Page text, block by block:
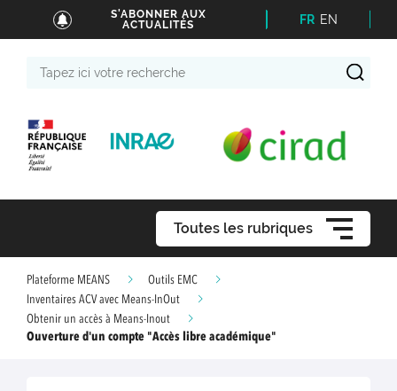
S'ABONNER AUX
ACTUALITÉS
FR EN
Toutes les rubriques
Plateforme MEANS
Outils EMC
Inventaires ACV avec Means-InOut
Obtenir un accès à Means-Inout
Ouverture d'un compte "Accès libre académique"